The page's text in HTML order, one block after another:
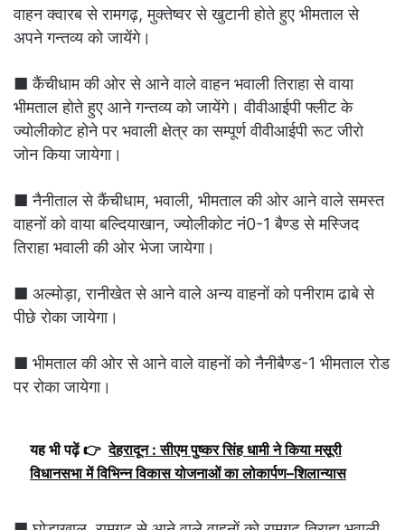
वाहन क्वारब से रामगढ़, मुक्तेष्वर से खुटानी होते हुए भीमताल से
अपने गन्तव्य को जायेंगे।
■ कैंचीधाम की ओर से आने वाले वाहन भवाली तिराहा से वाया
भीमताल होते हुए आने गन्तव्य को जायेंगे। वीवीआईपी फ्लीट के
ज्योलीकोट होने पर भवाली क्षेत्र का सम्पूर्ण वीवीआईपी रूट जीरो
जोन किया जायेगा।
■ नैनीताल से कैंचीधाम, भवाली, भीमताल की ओर आने वाले समस्त
वाहनों को वाया बल्दियाखान, ज्योलीकोट नं0-1 बैण्ड से मस्जिद
तिराहा भवाली की ओर भेजा जायेगा।
■ अल्मोड़ा, रानीखेत से आने वाले अन्य वाहनों को पनीराम ढाबे से
पीछे रोका जायेगा।
■ भीमताल की ओर से आने वाले वाहनों को नैनीबैण्ड-1 भीमताल रोड
पर रोका जायेगा।
यह भी पढ़ें 👉 देहरादून : सीएम पुष्कर सिंह धामी ने किया मसूरी
विधानसभा में विभिन्न विकास योजनाओं का लोकार्पण–शिलान्यास